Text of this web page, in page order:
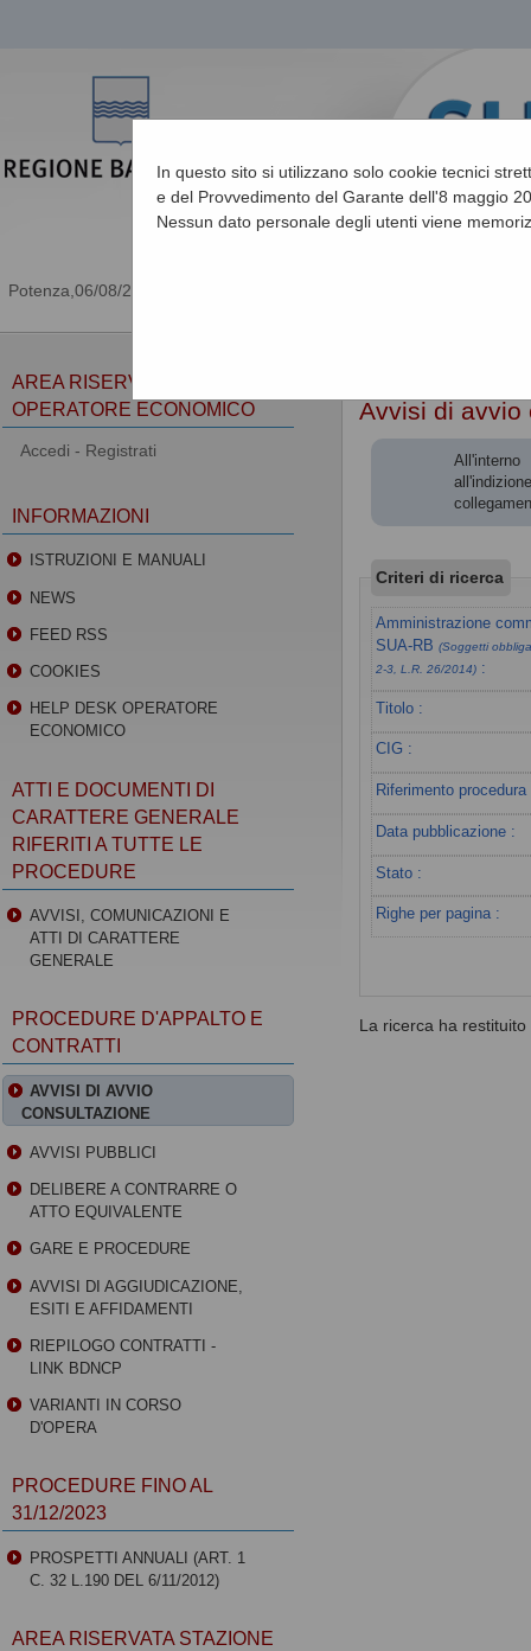
06/08/2026 22:41
In questo sito si utilizzano solo cookie tecnici
e del Provvedimento del Garante dell'8 maggio
Nessun dato personale degli utenti viene
Avvisi di avvio
Criteri di ricerca
Amministrazione
SUA-RB(Soggetti
2-3, L.R. 26/2014) :
Titolo :
CIG :
Riferimento procedura
Data pubblicazione :
Stato :
Righe per pagina :
La ricerca ha restituito
AREA RISERVATA
OPERATORE ECONOMICO
Accedi - Registrati
INFORMAZIONI
ISTRUZIONI E MANUALI
NEWS
FEED RSS
COOKIES
HELP DESK OPERATORE
ECONOMICO
ATTI E DOCUMENTI DI
CARATTERE GENERALE
RIFERITI A TUTTE LE
PROCEDURE
AVVISI, COMUNICAZIONI E
ATTI DI CARATTERE
GENERALE
PROCEDURE D'APPALTO E
CONTRATTI
AVVISI DI AVVIO
CONSULTAZIONE
AVVISI PUBBLICI
DELIBERE A CONTRARRE O
ATTO EQUIVALENTE
GARE E PROCEDURE
AVVISI DI AGGIUDICAZIONE,
ESITI E AFFIDAMENTI
RIEPILOGO CONTRATTI -
LINK BDNCP
VARIANTI IN CORSO
D'OPERA
PROCEDURE FINO AL
31/12/2023
PROSPETTI ANNUALI (ART. 1
C. 32 L.190 DEL 6/11/2012)
AREA RISERVATA STAZIONE